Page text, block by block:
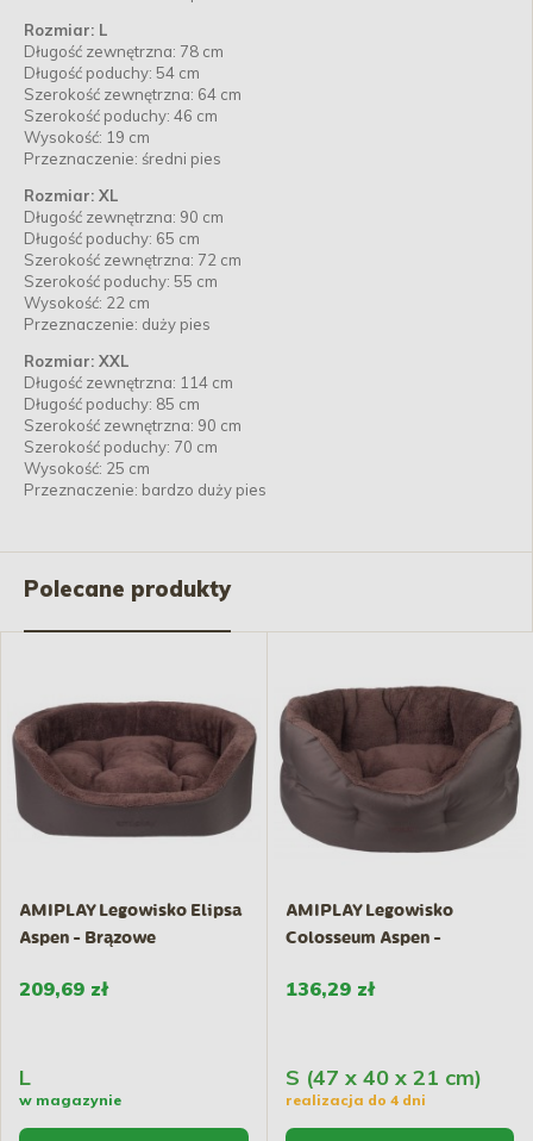
Rozmiar: L
Długość zewnętrzna: 78 cm
Długość poduchy: 54 cm
Szerokość zewnętrzna: 64 cm
Szerokość poduchy: 46 cm
Wysokość: 19 cm
Przeznaczenie: średni pies
Rozmiar: XL
Długość zewnętrzna: 90 cm
Długość poduchy: 65 cm
Szerokość zewnętrzna: 72 cm
Szerokość poduchy: 55 cm
Wysokość: 22 cm
Przeznaczenie: duży pies
Rozmiar: XXL
Długość zewnętrzna: 114 cm
Długość poduchy: 85 cm
Szerokość zewnętrzna: 90 cm
Szerokość poduchy: 70 cm
Wysokość: 25 cm
Przeznaczenie: bardzo duży pies
Polecane produkty
AMIPLAY Legowisko Elipsa
Aspen - Brązowe
209,69 zł
L
w magazynie
AMIPLAY Legowisko
Colosseum Aspen -
136,29 zł
S (47 x 40 x 21 cm)
realizacja do 4 dni